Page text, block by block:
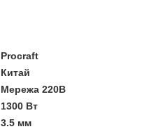
Procraft
Китай
Мережа 220В
1300 Вт
3.5 мм